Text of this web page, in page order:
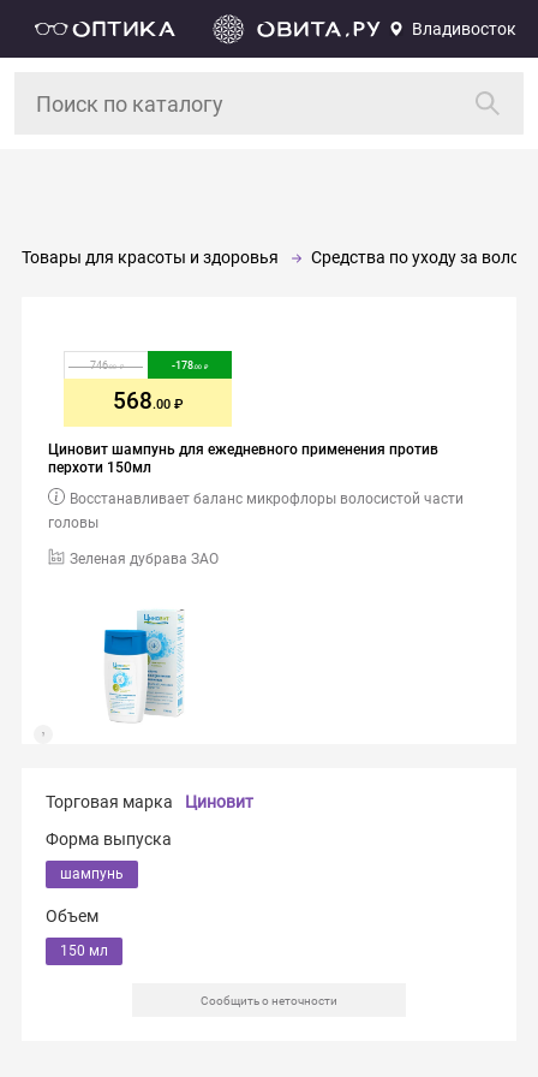
Владивосток
Товары для красоты и здоровья Средства по уходу за
Циновит шампунь для ежедневного применения против
перхоти 150мл
Зеленая дубрава ЗАО
Восстанавливает баланс микрофлоры волосистой части
головы
746.00 -178.00
568.00
Торговая марка
Циновит
Форма выпуска
шампунь
Объем
150 мл
Сообщить о неточности